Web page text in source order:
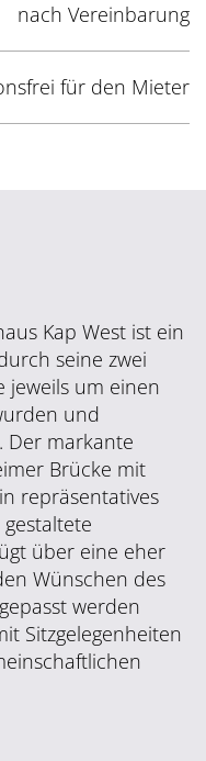
nach Vereinbarung
für den Mieter
Kap West ist ein
seine zwei
jeweils um einen
und
Der markante
Brücke mit
repräsentatives
über eine eher
Wünschen des
werden
Sitzgelegenheiten